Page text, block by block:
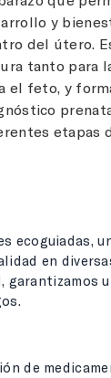
y
del útero.
tanto para
el feto, y
etapas
ecoguiadas,
en
de